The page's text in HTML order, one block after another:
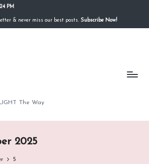
PM
& never miss our best posts. Subscribe Now!
The Way
2025
5